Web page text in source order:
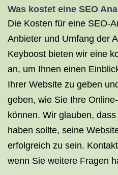
Was kostet eine SEO
Die Kosten für eine SEO-
Anbieter und Umfang der
Keyboost bieten wir eine
an, um Ihnen einen
Ihrer Website zu geben
geben, wie Sie Ihre
können. Wir glauben,
haben sollte, seine
erfolgreich zu sein.
wenn Sie weitere Fragen